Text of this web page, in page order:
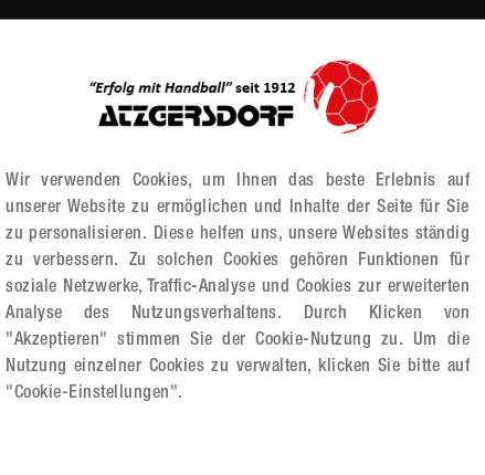
Wir verwenden Cookies, um Ihnen das beste Erlebnis auf
unserer Website zu ermöglichen und Inhalte der Seite für Sie
zu personalisieren. Diese helfen uns, unsere Websites ständig
zu verbessern. Zu solchen Cookies gehören Funktionen für
soziale Netzwerke, Traffic-Analyse und Cookies zur erweiterten
Analyse des Nutzungsverhaltens. Durch Klicken von
"Akzeptieren" stimmen Sie der Cookie-Nutzung zu. Um die
Nutzung einzelner Cookies zu verwalten, klicken Sie bitte auf
"Cookie-Einstellungen".